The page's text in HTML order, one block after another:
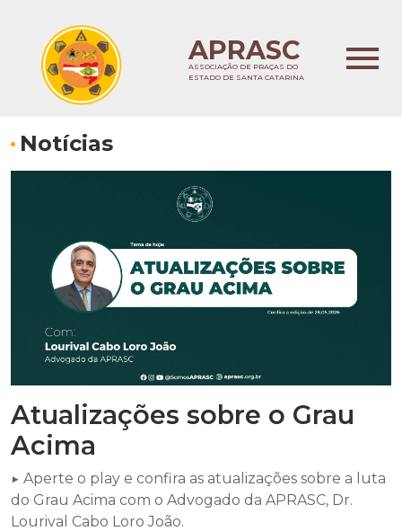
APRASC
ASSOCIAÇÃO DE PRAÇAS DO
ESTADO DE SANTA CATARINA
Notícias
Atualizações sobre o Grau
Acima
▶️ Aperte o play e confira as atualizações sobre a luta
do Grau Acima com o Advogado da APRASC, Dr.
Lourival Cabo Loro João.